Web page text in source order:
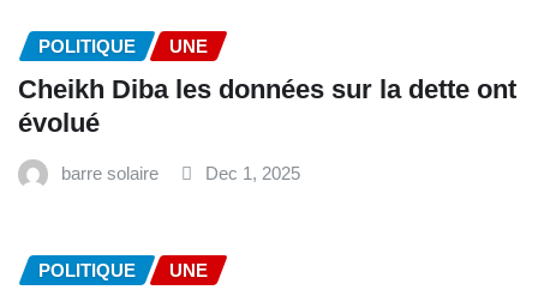
POLITIQUE UNE
Cheikh Diba les données sur la dette ont
évolué
barre solaire Dec 1, 2025
POLITIQUE UNE